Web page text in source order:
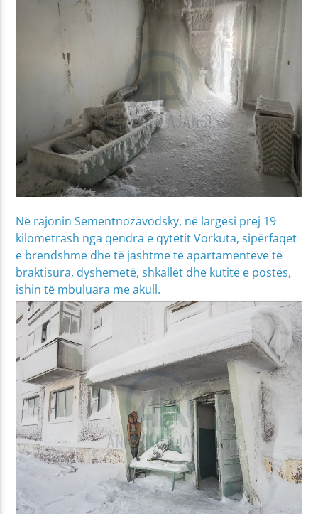
Në rajonin Sementnozavodsky, në largësi prej 19
kilometrash nga qendra e qytetit Vorkuta, sipërfaqet
e brendshme dhe të jashtme të apartamenteve të
braktisura, dyshemetë, shkallët dhe kutitë e postës,
ishin të mbuluara me akull.